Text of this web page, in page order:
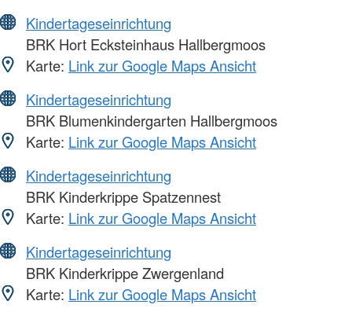
Kindertageseinrichtung
BRK Hort Ecksteinhaus Hallbergmoos
Karte: Link zur Google Maps Ansicht
Kindertageseinrichtung
BRK Blumenkindergarten Hallbergmoos
Karte: Link zur Google Maps Ansicht
Kindertageseinrichtung
BRK Kinderkrippe Spatzennest
Karte: Link zur Google Maps Ansicht
Kindertageseinrichtung
BRK Kinderkrippe Zwergenland
Karte: Link zur Google Maps Ansicht